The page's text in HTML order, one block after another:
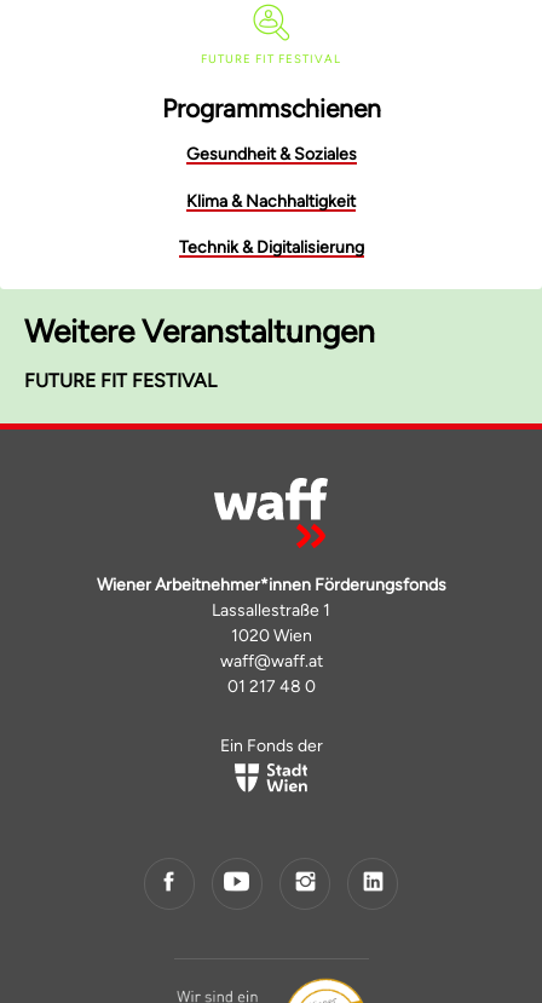
FUTURE FIT FESTIVAL
Programmschienen
Gesundheit & Soziales
Klima & Nachhaltigkeit
Technik & Digitalisierung
Weitere Veranstaltungen
FUTURE FIT FESTIVAL
Wiener Arbeitnehmer*innen Förderungsfonds
Lassallestraße 1
1020 Wien
waff@waff.at
01 217 48 0
Ein Fonds der